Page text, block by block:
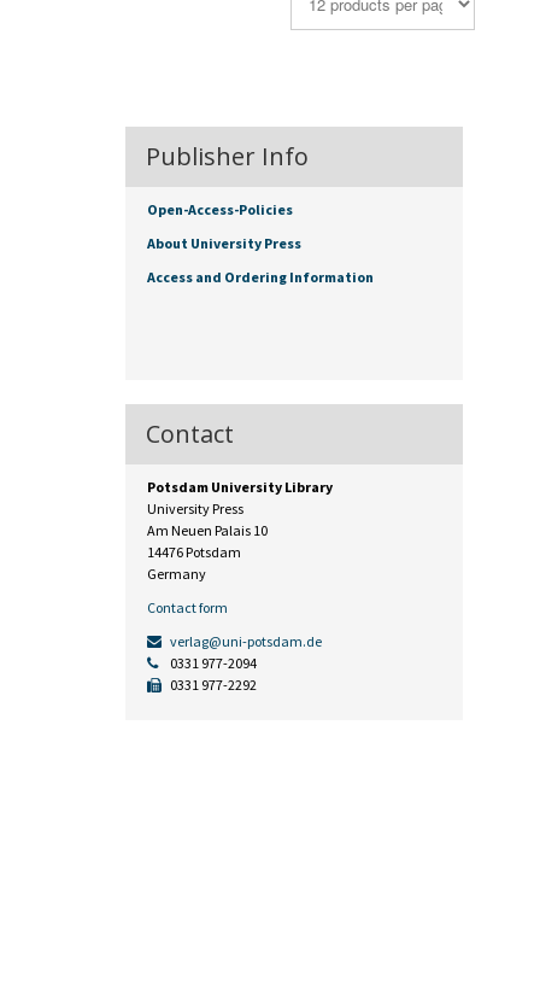
Publisher Info
Open-Access-Policies
About University Press
Access and Ordering Information
Contact
Potsdam University Library
University Press
Am Neuen Palais 10
14476 Potsdam
Germany
Contact form
verlag@uni-potsdam.de
0331 977-2094
0331 977-2292